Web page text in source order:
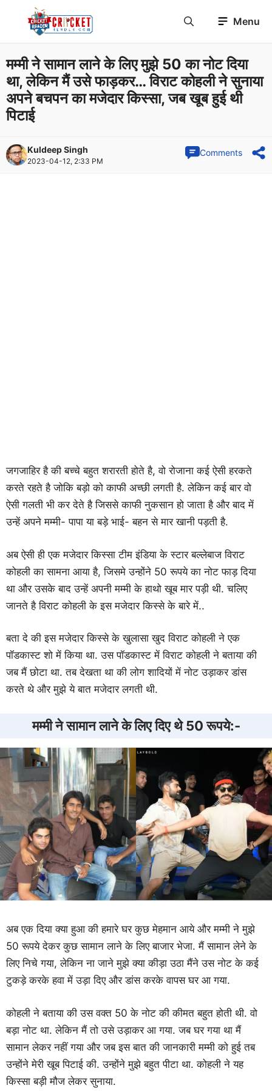
Menu
मम्मी ने सामान लाने के लिए मुझे 50 का नोट दिया
था, लेकिन मैं उसे फाड़कर… विराट कोहली ने सुनाया
अपने बचपन का मजेदार किस्सा, जब खूब हुई थी
पिटाई
Kuldeep Singh
2023-04-12, 2:33 PM
Comments
जगजाहिर है की बच्चे बहुत शरारती होते है, वो रोजाना कई ऐसी हरकते
करते रहते है जोकि बड़ो को काफी अच्छी लगती है. लेकिन कई बार वो
ऐसी गलती भी कर देते है जिससे काफी नुकसान हो जाता है और बाद में
उन्हें अपने मम्मी- पापा या बड़े भाई- बहन से मार खानी पड़ती है.
अब ऐसी ही एक मजेदार किस्सा टीम इंडिया के स्टार बल्लेबाज विराट
कोहली का सामना आया है, जिसमे उन्होंने 50 रूपये का नोट फाड़ दिया
था और उसके बाद उन्हें अपनी मम्मी के हाथो खूब मार पड़ी थी. चलिए
जानते है विराट कोहली के इस मजेदार किस्से के बारे में..
बता दे की इस मजेदार किस्से के खुलासा खुद विराट कोहली ने एक
पॉडकास्ट शो में किया था. उस पॉडकास्ट में विराट कोहली ने बताया की
जब मैं छोटा था. तब देखता था की लोग शादियों में नोट उड़ाकर डांस
करते थे और मुझे ये बात मजेदार लगती थी.
मम्मी ने सामान लाने के लिए दिए थे 50 रूपये:-
अब एक दिया क्या हुआ की हमारे घर कुछ मेहमान आये और मम्मी ने मुझे
50 रूपये देकर कुछ सामान लाने के लिए बाजार भेजा. मैं सामान लेने के
लिए निचे गया, लेकिन ना जाने मुझे क्या कीड़ा उठा मैंने उस नोट के कई
टुकड़े करके हवा में उड़ा दिए और डांस करके वापस घर आ गया.
कोहली ने बताया की उस वक्त 50 के नोट की कीमत बहुत होती थी. वो
बड़ा नोट था. लेकिन मैं तो उसे उड़ाकर आ गया. जब घर गया था मैं
सामान लेकर नहीं गया और जब इस बात की जानकारी मम्मी को हुई तब
उन्होंने मेरी खूब पिटाई की. उन्होंने मुझे बहुत पीटा था. कोहली ने यह
किस्सा बड़ी मौज लेकर सुनाया.